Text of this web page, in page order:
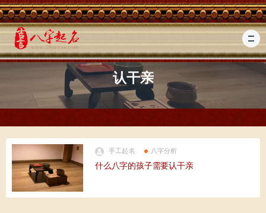
认干亲
手工起名 八字分析
什么八字的孩子需要认干亲